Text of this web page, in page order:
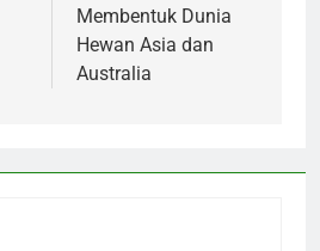
Membentuk Dunia
Hewan Asia dan
Australia